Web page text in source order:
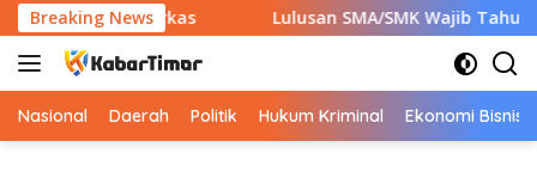
Langsung
ke
konten
Breaking News
7 Berkas Lulusan SMA/SMK Wajib Tahu! Ini 9
Nasional Daerah Politik Hukum Kriminal Ekonomi Bisnis